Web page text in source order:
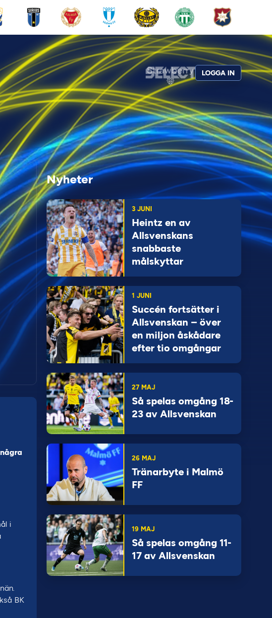
LOGGA IN
i
BK
Nyheter
3 JUNI
Heintz en av
Allsvenskans
snabbaste
målskyttar
1 JUNI
Succén fortsätter i
Allsvenskan – över
en miljon åskådare
efter tio omgångar
27 MAJ
Så spelas omgång 18-
23 av Allsvenskan
26 MAJ
Tränarbyte i Malmö
FF
19 MAJ
Så spelas omgång 11-
17 av Allsvenskan